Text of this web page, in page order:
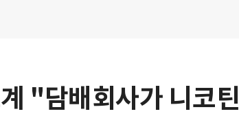
"담배회사가 니코틴